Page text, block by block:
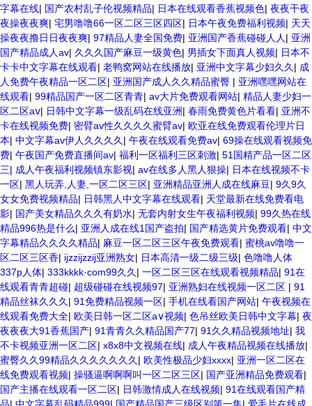
字幕在线| 国产农村乱子伦视频精品| 日本在线观看香蕉视频色| 夜夜干夜
夜操夜夜爽| 宅男噜噜66一区二区三区四区| 日本午夜免费福利视频| 天天
操夜夜撸日日夜夜爽| 97精品人妻全国免费| 亚洲国产香蕉碰碰人人 | 亚洲
国产精品成人av| 久久久国产麻豆一级黄色| 男插女下面真人视频| 日本不
卡卡中文字幕在线观看| 老鸭窝网站在线播放| 亚洲中文字幕少妇久久 | 成
人免费午夜精品一区二区| 亚洲国产成人久久精品蜜臀 | 亚洲嘿嘿网站在
线观看| 99精品国产一区二区青青| av大片免费观看网站| 精品人妻少妇一
区二区aⅴ| 日韩中文字幕一级乱码在线亚洲| 春雨免费黄色片看看| 亚洲不
卡在线视频免费| 密臂av性久久久久蜜臂av| 欧亚在线免费观看伦理片日
本| 中文字幕av伊人久久久久 | 午夜在线观看免费av| 69操在线观看视频免
费| 午夜国产免费直播间av| 福利一区福利三区刺激| 51国精产品一区二区
三| 成人午夜福利视频镇东影视| av在线多人黑人狠操| 日本在线视频不卡
一区| 黑人玩弄,人妻,一区二区三区| 亚洲精品亚洲人成在线麻豆| 9久9久
女女免费视频精品| 日韩黑人中文字幕在线观看| 天堂最新在线免费看电
影| 国产美女精品久久久有奶水| 无套内射女生午夜福利视频| 99久热在线
精品996热是什么| 亚洲人成在线1国产盗拍| 国产精选黄片免费观看| 中文
字幕精品久久久久精品| 麻豆一区二区三区午夜免费观看| 蜜桃av噜噜一
区二区三区香| ijzzijzzij亚洲熟女| 日本高清一级二级三级| 色噜噜人体
337p人体| 333kkkk·com99久久 | 一区二区三区在线观看视频精品| 91在
线观看青青超碰| 超级碰碰在线视频97| 亚洲熟妇在线视频一区二区 | 91
精品丝袜久久久 | 91免费精品视频一区| 手机在线看国产网站| 午夜视频在
线观看免费大全| 欧美日韩一区二区a∨视频| 色吊丝欧美日韩中文字幕| 夜
夜夜夜大91香蕉国产| 91青青久久精品国产77| 91久久精品视频地址| 我
不卡视频亚洲一区二区| x8x8中文视频在线| 成人午夜精品视频在线播放|
蜜臀久久99精品久久久久久久久 | 欧美性极品少妇xxxx| 亚洲一区二区在
线免费观看视频| 操骚逼啊啊啊叫一区二区三区| 国产亚洲精品免费观看|
国产主播在线观看一区二区| 日韩激情成人在线视频| 91在线观看国产精